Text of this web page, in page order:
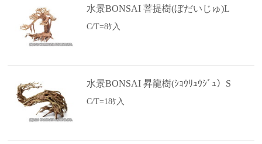
水景BONSAI 菩提樹(ぼだいじゅ)L
C/T=8ｹ入
水景BONSAI 昇龍樹(ｼｮｳﾘｭｳｼﾞｭ）S
C/T=18ｹ入